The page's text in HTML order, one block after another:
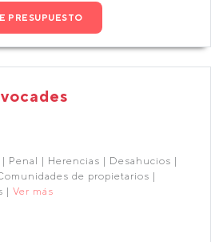
PRESUPUESTO
Penal | Herencias | Desahucios |
de propietarios |
| Ver más